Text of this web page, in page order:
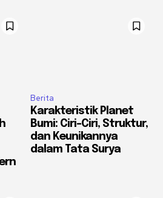
Berita
Karakteristik Planet
Bumi: Ciri-Ciri, Struktur,
dan Keunikannya
dalam Tata Surya